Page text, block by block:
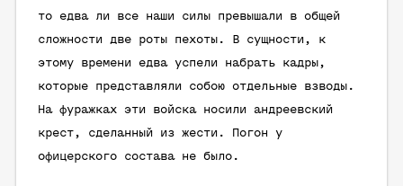
то едва ли все наши силы превышали в общей
сложности две роты пехоты. В сущности, к
этому времени едва успели набрать кадры,
которые представляли собою отдельные взводы.
На фуражках эти войска носили андреевский
крест, сделанный из жести. Погон у
офицерского состава не было.